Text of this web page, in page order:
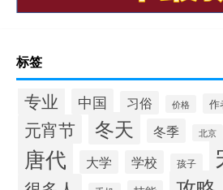
标签
专业 中国 习俗 价格 作
元宵节 冬天 冬季 北京
唐代 大学 学校 孩子